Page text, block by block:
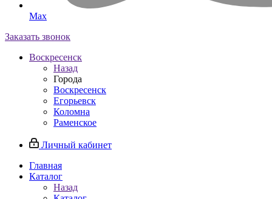
Max
Заказать звонок
Воскресенск
Назад
Города
Воскресенск
Егорьевск
Коломна
Раменское
Личный кабинет
Главная
Каталог
Назад